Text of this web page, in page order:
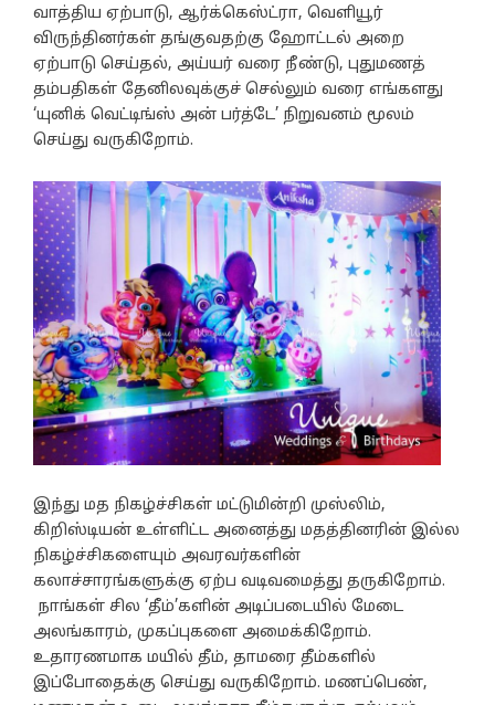
வாத்திய ஏற்பாடு, ஆர்க்கெஸ்ட்ரா, வெளியூர்
விருந்தினர்கள் தங்குவதற்கு ஹோட்டல் அறை
ஏற்பாடு செய்தல், அய்யர் வரை நீண்டு, புதுமணத்
தம்பதிகள் தேனிலவுக்குச் செல்லும் வரை எங்களது
‘யுனிக் வெட்டிங்ஸ் அன் பர்த்டே’ நிறுவனம் மூலம்
செய்து வருகிறோம்.
இந்து மத நிகழ்ச்சிகள் மட்டுமின்றி முஸ்லிம்,
கிறிஸ்டியன் உள்ளிட்ட அனைத்து மதத்தினரின் இல்ல
நிகழ்ச்சிகளையும் அவரவர்களின்
கலாச்சாரங்களுக்கு ஏற்ப வடிவமைத்து தருகிறோம்.
நாங்கள் சில ‘தீம்’களின் அடிப்படையில் மேடை
அலங்காரம், முகப்புகளை அமைக்கிறோம்.
உதாரணமாக மயில் தீம், தாமரை தீம்களில்
இப்போதைக்கு செய்து வருகிறோம். மணப்பெண்,